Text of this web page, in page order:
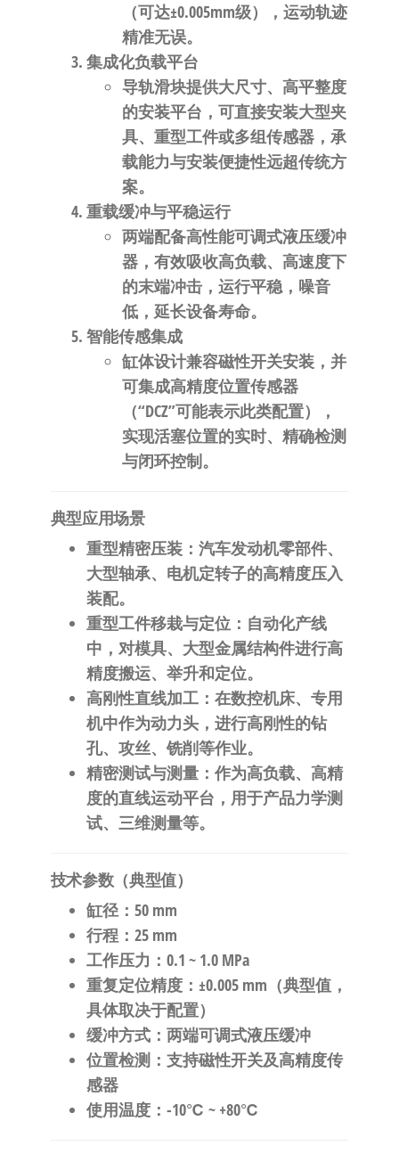
（可达±0.005mm级），运动轨迹
精准无误。
集成化负载平台
导轨滑块提供大尺寸、高平整度
的安装平台 ，可直接安装大型夹
具、重型工件或多组传感器，承
载能力与安装便捷性远超传统方
案。
重载缓冲与平稳运行
两端配备高性能可调式液压缓冲
器，有效吸收高负载、高速度下
的末端冲击，运行平稳，噪音
低，延长设备寿命。
智能传感集成
缸体设计兼容磁性开关安装，并
可集成高精度位置传感器
（“DCZ”可能表示此类配置），
实现活塞位置的实时、精确检测
与闭环控制。
典型应用场景
重型精密压装：汽车发动机零部件、
大型轴承、电机定转子的高精度压入
装配。
重型工件移栽与定位：自动化产线
中，对模具、大型金属结构件进行高
精度搬运、举升和定位。
高刚性直线加工：在数控机床、专用
机中作为动力头，进行高刚性的钻
孔、攻丝、铣削等作业。
精密测试与测量：作为高负载、高精
度的直线运动平台，用于产品力学测
试、三维测量等。
技术参数（典型值）
缸径：50 mm
行程：25 mm
工作压力 ：0.1 ~ 1.0 MPa
重复定位精度：±0.005 mm（典型值，
具体取决于配置）
缓冲方式：两端可调式液压缓冲
位置检测 ：支持磁性开关及高精度传
感器
使用温度：-10℃ ~ +80℃